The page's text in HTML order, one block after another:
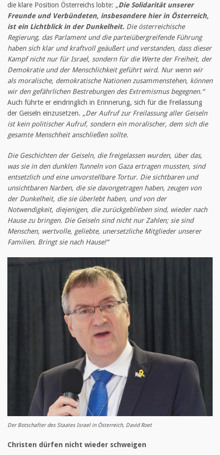
die klare Position Österreichs lobte: „Die Solidarität unserer
Freunde und Verbündeten, insbesondere hier in Österreich,
ist ein Lichtblick in der Dunkelheit. Die österreichische
Regierung, das Parlament und die parteiübergreifende Führung
haben sich klar und kraftvoll geäußert und verstanden, dass dieser
Kampf nicht nur für Israel, sondern für die Werte der Freiheit, der
Demokratie und der Menschlichkeit geführt wird. Nur wenn wir
als moralische, demokratische Nationen zusammenstehen, können
wir den gefährlichen Bestrebungen des Extremismus begegnen.“
Auch führte er eindringlich in Erinnerung, sich für die Freilassung
der Geiseln einzusetzen. „Der Aufruf zur Freilassung aller Geiseln
ist kein politischer Aufruf, sondern ein moralischer, dem sich die
gesamte Menschheit anschließen sollte.
Die Geschichten der Geiseln, die freigelassen wurden, über das,
was sie in den dunklen Tunneln von Gaza ertragen mussten, sind
entsetzlich und eine unvorstellbare Tortur. Die sichtbaren und
unsichtbaren Narben, die sie davongetragen haben, zeugen von
der Dunkelheit, die sie überlebt haben, und von der
Notwendigkeit, diejenigen, die zurückgeblieben sind, wieder nach
Hause zu bringen. Die Geiseln sind nicht nur Zahlen; sie sind
Menschen, wertvolle, geliebte, unersetzliche Mitglieder unserer
Familien. Bringt sie nach Hause!“
Der Botschafter des Staates Israel in Österreich, David Roet
Christen dürfen nicht wieder schweigen